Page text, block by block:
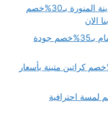
افضل شركة نقل عفش بالمدينة المنورة بـ30%خصم
الان
ارخص شركة نقل عفش بالدمام بـ35%خصم جودة
نقل عفش مكة بـ35%خصم كراتين متينة بأسعار
بـ30%خصم لمسة احترافية